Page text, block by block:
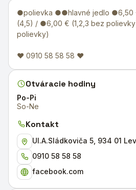
●polievka ●●hlavné jedlo ●6,50
(4,5) / ●6,00 € (1,2,3 bez
polievky)
♥ 0910 58 58 58 ♥
Otváracie hodiny
Po-Pi
So-Ne
Kontakt
Ul.A.Sládkoviča 5, 934 01
0910 58 58 58
facebook.com